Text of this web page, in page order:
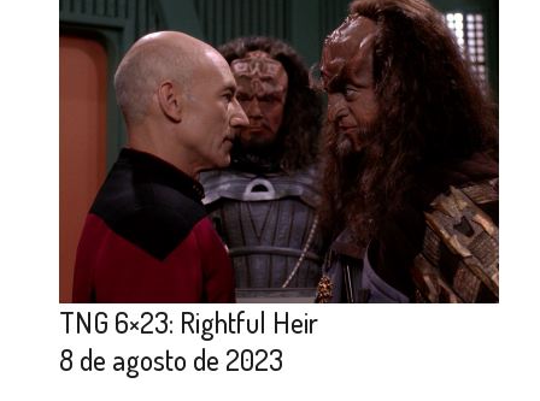
TNG 6×23: Rightful Heir
8 de agosto de 2023